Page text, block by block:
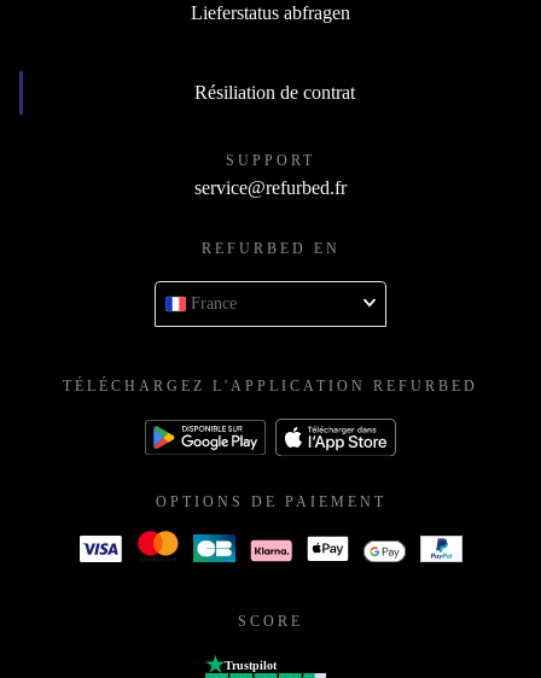
Lieferstatus abfragen
Résiliation de contrat
SUPPORT
service@refurbed.fr
REFURBED EN
France
TÉLÉCHARGEZ L'APPLICATION REFURBED
OPTIONS DE PAIEMENT
SCORE
Trustpilot